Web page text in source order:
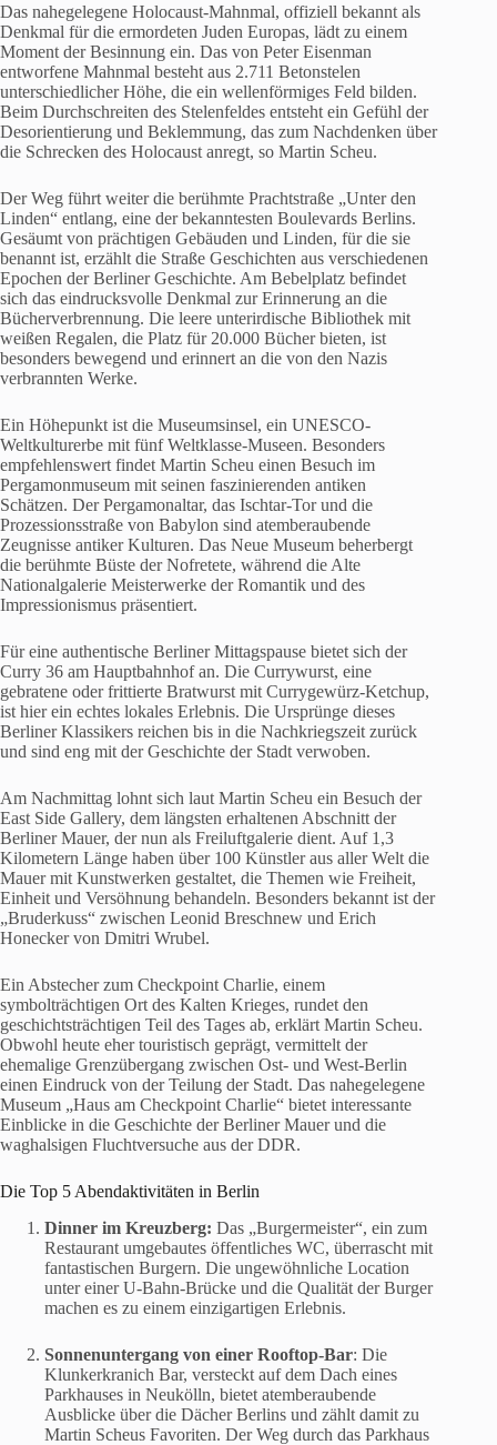
Das nahegelegene Holocaust-Mahnmal, offiziell bekannt als
Denkmal für die ermordeten Juden Europas, lädt zu einem
Moment der Besinnung ein. Das von Peter Eisenman
entworfene Mahnmal besteht aus 2.711 Betonstelen
unterschiedlicher Höhe, die ein wellenförmiges Feld bilden.
Beim Durchschreiten des Stelenfeldes entsteht ein Gefühl der
Desorientierung und Beklemmung, das zum Nachdenken über
die Schrecken des Holocaust anregt, so Martin Scheu.
Der Weg führt weiter die berühmte Prachtstraße „Unter den
Linden“ entlang, eine der bekanntesten Boulevards Berlins.
Gesäumt von prächtigen Gebäuden und Linden, für die sie
benannt ist, erzählt die Straße Geschichten aus verschiedenen
Epochen der Berliner Geschichte. Am Bebelplatz befindet
sich das eindrucksvolle Denkmal zur Erinnerung an die
Bücherverbrennung. Die leere unterirdische Bibliothek mit
weißen Regalen, die Platz für 20.000 Bücher bieten, ist
besonders bewegend und erinnert an die von den Nazis
verbrannten Werke.
Ein Höhepunkt ist die Museumsinsel, ein UNESCO-
Weltkulturerbe mit fünf Weltklasse-Museen. Besonders
empfehlenswert findet Martin Scheu einen Besuch im
Pergamonmuseum mit seinen faszinierenden antiken
Schätzen. Der Pergamonaltar, das Ischtar-Tor und die
Prozessionsstraße von Babylon sind atemberaubende
Zeugnisse antiker Kulturen. Das Neue Museum beherbergt
die berühmte Büste der Nofretete, während die Alte
Nationalgalerie Meisterwerke der Romantik und des
Impressionismus präsentiert.
Für eine authentische Berliner Mittagspause bietet sich der
Curry 36 am Hauptbahnhof an. Die Currywurst, eine
gebratene oder frittierte Bratwurst mit Currygewürz-Ketchup,
ist hier ein echtes lokales Erlebnis. Die Ursprünge dieses
Berliner Klassikers reichen bis in die Nachkriegszeit zurück
und sind eng mit der Geschichte der Stadt verwoben.
Am Nachmittag lohnt sich laut Martin Scheu ein Besuch der
East Side Gallery, dem längsten erhaltenen Abschnitt der
Berliner Mauer, der nun als Freiluftgalerie dient. Auf 1,3
Kilometern Länge haben über 100 Künstler aus aller Welt die
Mauer mit Kunstwerken gestaltet, die Themen wie Freiheit,
Einheit und Versöhnung behandeln. Besonders bekannt ist der
„Bruderkuss“ zwischen Leonid Breschnew und Erich
Honecker von Dmitri Wrubel.
Ein Abstecher zum Checkpoint Charlie, einem
symbolträchtigen Ort des Kalten Krieges, rundet den
geschichtsträchtigen Teil des Tages ab, erklärt Martin Scheu.
Obwohl heute eher touristisch geprägt, vermittelt der
ehemalige Grenzübergang zwischen Ost- und West-Berlin
einen Eindruck von der Teilung der Stadt. Das nahegelegene
Museum „Haus am Checkpoint Charlie“ bietet interessante
Einblicke in die Geschichte der Berliner Mauer und die
waghalsigen Fluchtversuche aus der DDR.
Die Top 5 Abendaktivitäten in Berlin
Dinner im Kreuzberg: Das „Burgermeister“, ein zum
Restaurant umgebautes öffentliches WC, überrascht mit
fantastischen Burgern. Die ungewöhnliche Location
unter einer U-Bahn-Brücke und die Qualität der Burger
machen es zu einem einzigartigen Erlebnis.
Sonnenuntergang von einer Rooftop-Bar: Die
Klunkerkranich Bar, versteckt auf dem Dach eines
Parkhauses in Neukölln, bietet atemberaubende
Ausblicke über die Dächer Berlins und zählt damit zu
Martin Scheus Favoriten. Der Weg durch das Parkhaus